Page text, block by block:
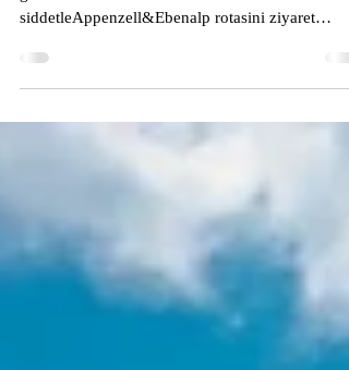
Isvicre'de rotanizi kuzeye cevirdiyseniz ve yarim
siddetleAppenzell&Ebenalp rotasini ziyaret
etmenizi öneriyoruz.